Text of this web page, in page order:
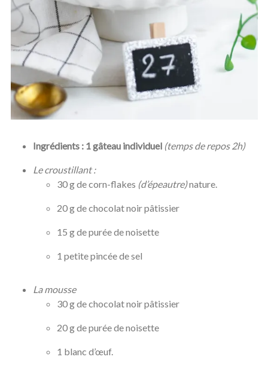
Ingrédients : 1 gâteau individuel (temps de repos 2h)
Le croustillant :
30 g de corn-flakes (d’épeautre)nature.
20 g de chocolat noir pâtissier
15 g de purée de noisette
1 petite pincée de sel
La mousse
30 g de chocolat noir pâtissier
20 g de purée de noisette
1 blanc d’œuf.